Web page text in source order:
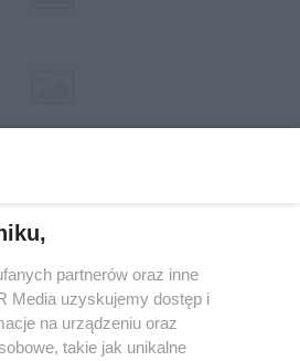
partnerów oraz inne
Media uzyskujemy dostęp i
na urządzeniu oraz
takie jak unikalne